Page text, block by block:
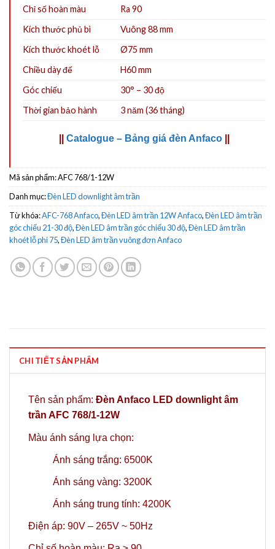
Chỉ số hoàn màu
Ra 90
Kích thước phủ bì
Vuông 88 mm
Kích thước khoét lỗ
Ø75 mm
Chiều dày đế
H60 mm
Góc chiếu
30° – 30 độ
Thời gian bảo hành
3 năm (36 tháng)
Catalogue – Bảng giá đèn Anfaco
Mã sản phẩm:AFC 768/1-12W
Danh mục:Đèn LED downlight âm trần
Từ khóa:AFC-768 Anfaco,Đèn LED âm trần 12W Anfaco,Đèn LED âm trần
góc chiếu 21-30 độ,Đèn LED âm trần góc chiếu 30 độ,Đèn LED âm trần
khoét lỗ phi 75,Đèn LED âm trần vuông đơn Anfaco
CHI TIẾT SẢN PHẨM
Tên sản phẩm: Đèn Anfaco LED downlight âm
trần AFC 768/1-12W
Màu ánh sáng lựa chọn:
Ánh sáng trắng: 6500K
Ánh sáng vàng: 3200K
Ánh sáng trung tính: 4200K
Điện áp: 90V – 265V ~ 50Hz